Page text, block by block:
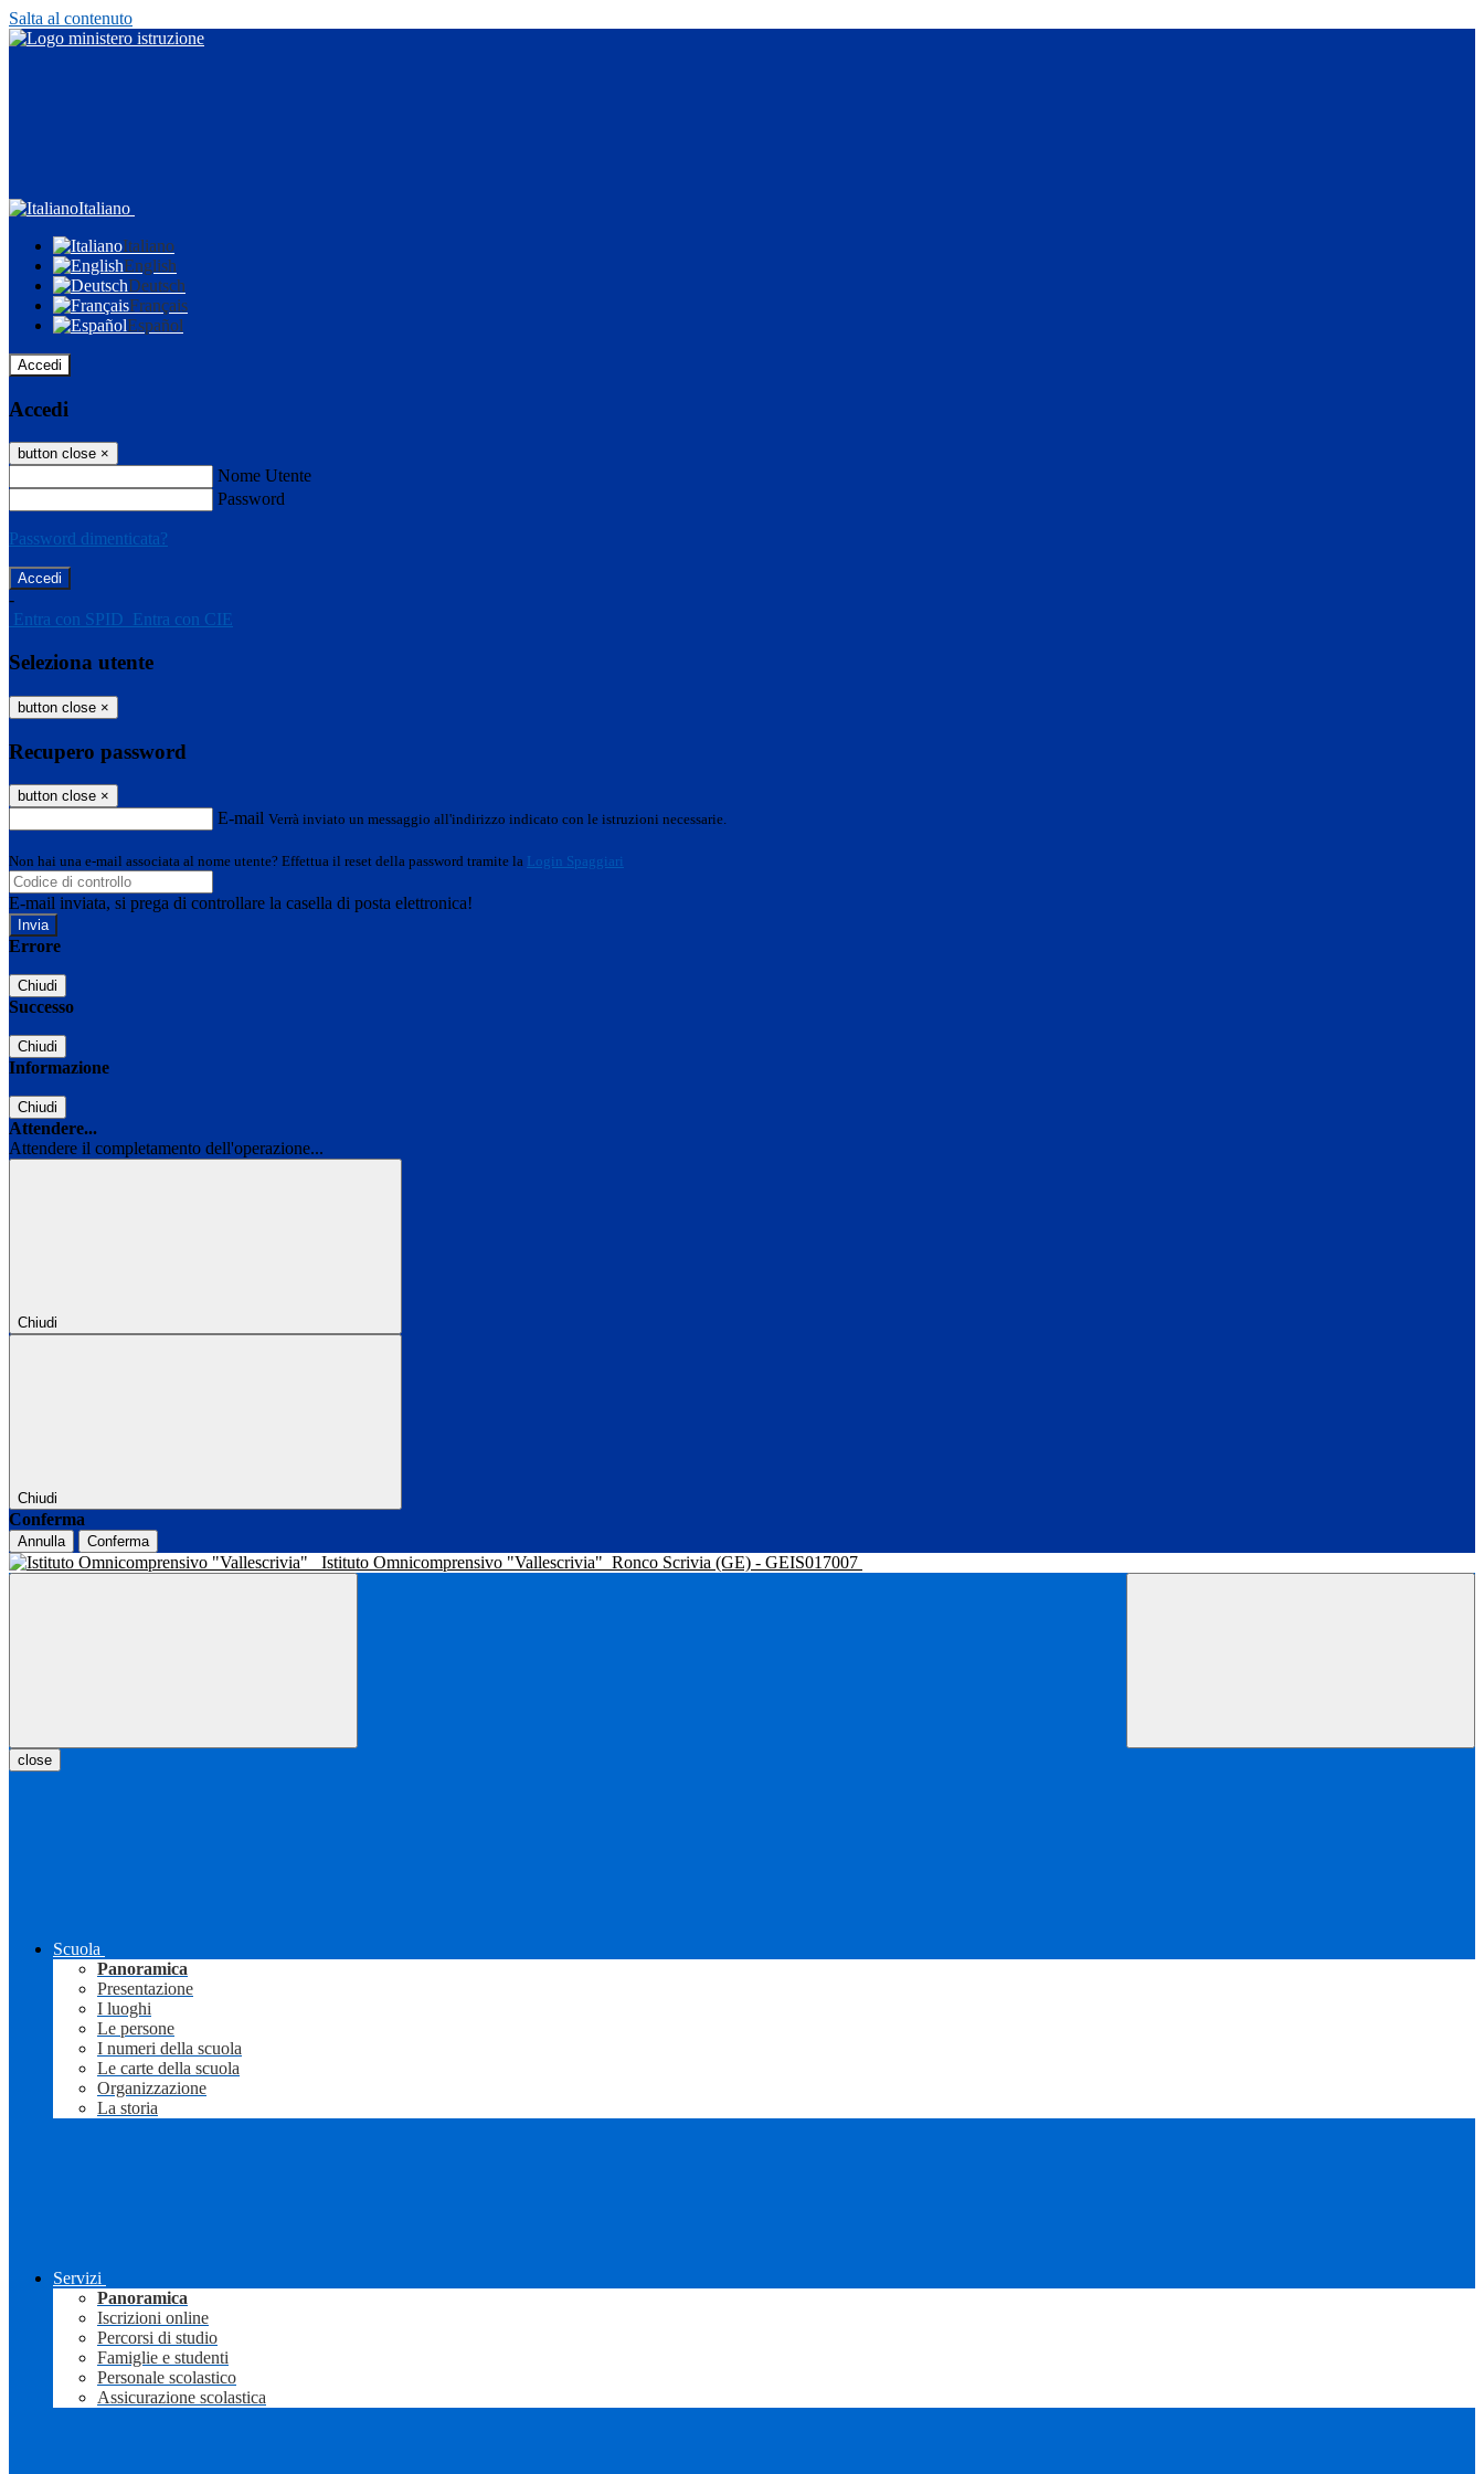
Salta al contenuto
Italiano
Italiano
English
Deutsch
Français
Español
Accedi
Accedi
button close ×
Nome Utente
Password
Password dimenticata?
-
Entra con SPID Entra con CIE
Seleziona utente
button close ×
Recupero password
button close ×
E-mail Verrà inviato un messaggio all'indirizzo indicato con le istruzioni necessarie.
Non hai una e-mail associata al nome utente? Effettua il reset della password tramite la Login Spaggiari
E-mail inviata, si prega di controllare la casella di posta elettronica!
Errore
Chiudi
Successo
Chiudi
Informazione
Chiudi
Attendere...
Attendere il completamento dell'operazione...
Chiudi
Chiudi
Conferma
Annulla Conferma
Istituto Omnicomprensivo "Vallescrivia" Ronco Scrivia (GE) - GEIS017007
close
Scuola
Panoramica
Presentazione
I luoghi
Le persone
I numeri della scuola
Le carte della scuola
Organizzazione
La storia
Servizi
Panoramica
Iscrizioni online
Percorsi di studio
Famiglie e studenti
Personale scolastico
Assicurazione scolastica